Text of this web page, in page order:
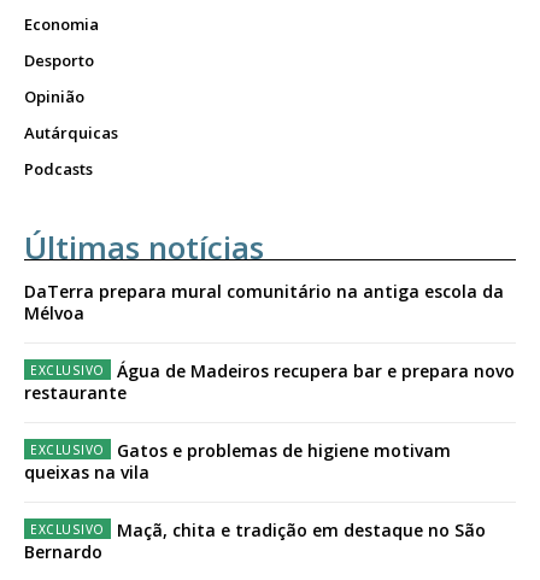
Economia
Desporto
Opinião
Autárquicas
Podcasts
Últimas notícias
DaTerra prepara mural comunitário na antiga escola da
Mélvoa
Água de Madeiros recupera bar e prepara novo
restaurante
Gatos e problemas de higiene motivam
queixas na vila
Maçã, chita e tradição em destaque no São
Bernardo